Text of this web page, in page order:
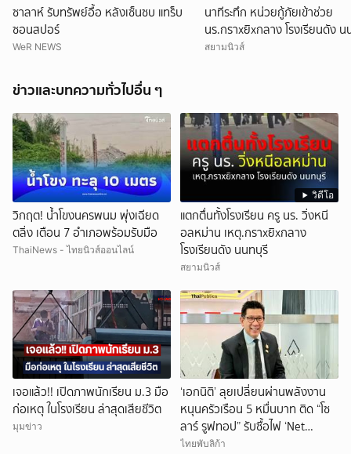
ซาลาห์ รับทรัพย์อื้อ หลังเซ็นซบ แทร็บ
ซอนสปอร์
WeR NEWS
นาทีระทึก หน่วยกู้ภัยเข้าช่วย
นร.กราxยิxกลาง โรงเรียนดัง
สยามนิวส์
ข่าวและบทความทั่วไปอื่น ๆ
วิกฤต! น้ำโขงนครพนม พุ่งเฉียด
ตลิ่ง เตือน 7 อำเภอพร้อมรับมือ
ThaiNews - ไทยนิวส์ออนไลน์
วิดีโอ
แตกตื่นทั้งโรงเรียน ครู นร. วิ่งหนี
อลหม่าน เหตุ.กราxยิxกลาง
โรงเรียนดัง นนทบุรี
สยามนิวส์
เจอแล้ว!! เปิดภาพนักเรียน ม.3 มือ
ก่อเหตุ ในโรงเรียน ล่าสุดเสียชีวิต
มุมข่าว
‘เอกนิติ’ ลุยเปลี่ยนผ่านพลังงาน
หนุนครัวเรือน 5 หมื่นบาท ติด “โซ
ลาร์ รูฟทอป” รับซื้อไฟ ‘Net
Billing’ ใน 1 เดือน
ไทยพับลิก้า